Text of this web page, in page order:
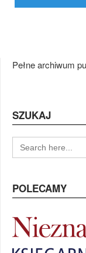
Pełne archiwum
SZUKAJ
SEARCH
FOR:
POLECAMY